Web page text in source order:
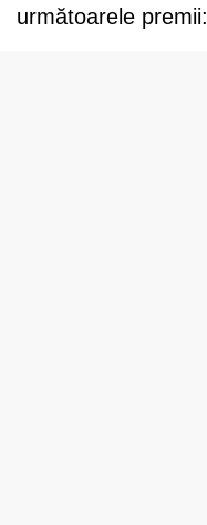
următoarele premii: